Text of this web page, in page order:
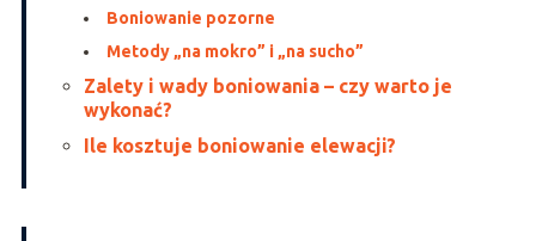
Boniowanie pozorne
Metody „na mokro” i „na sucho”
Zalety i wady boniowania – czy warto je
wykonać?
Ile kosztuje boniowanie elewacji?